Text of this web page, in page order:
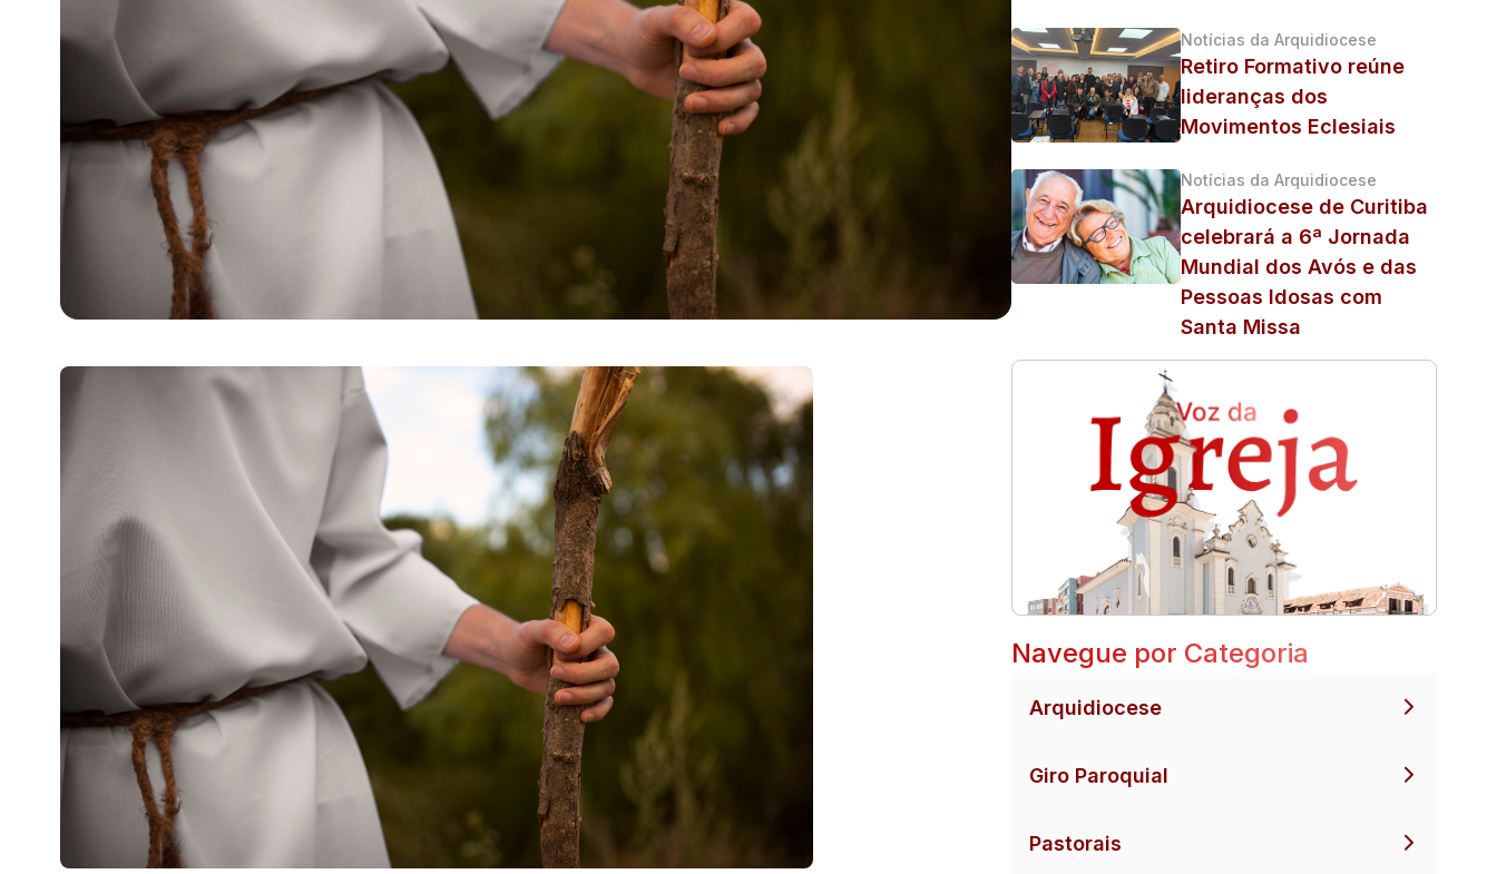
Notícias da Arquidiocese
Retiro Formativo reúne
lideranças dos
Movimentos Eclesiais
Notícias da Arquidiocese
Arquidiocese de Curitiba
celebrará a 6ª Jornada
Mundial dos Avós e das
Pessoas Idosas com
Santa Missa
Navegue por Categoria
Arquidiocese
Giro Paroquial
Pastorais